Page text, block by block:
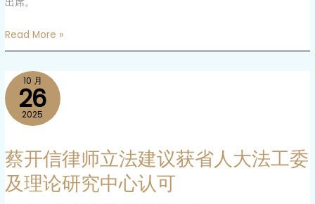
获
判
决
荣
学
校
商
青
精
准
帮
Read More »
10 月
26
2025
蔡开信律师立法建议获省人大法工委
及理论研究中心认可
蔡
开
信
师
立
法